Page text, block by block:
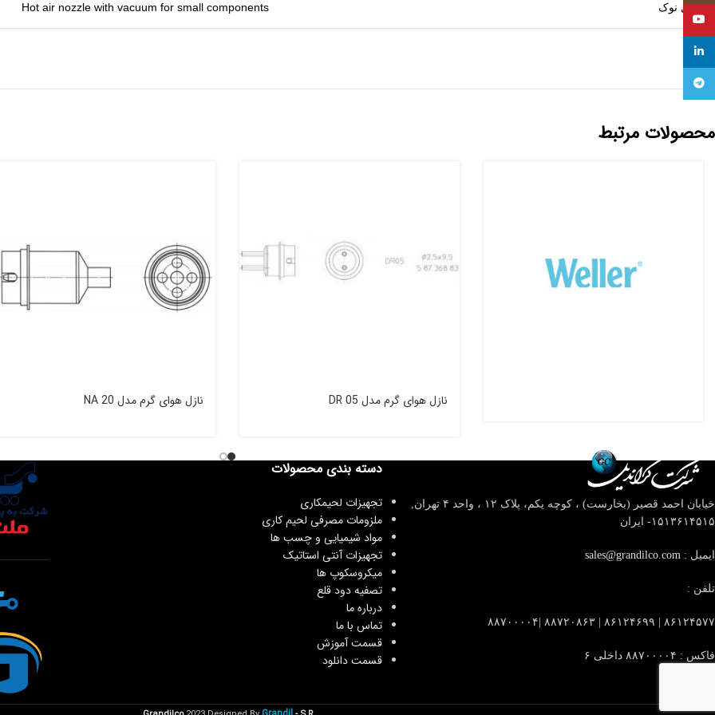
شکل نوک Hot air nozzle with vacuum for small components
محصولات مرتبط
نازل هوای گرم مدل DR 05 نازل هوای گرم مدل NA 20
خیابان احمد قصیر (بخارست) ، کوچه یکم، پلاک ۱۲ ، واحد ۴
تهران,
۱۵۱۳۶۱۴۵۱۵- ایران
ایمیل : sales@grandilco.com
تلفن :
۸۶۱۲۴۵۷۷ | ۸۶۱۲۴۶۹۹ | ۸۸۷۲۰۸۶۳ |۸۸۷۰۰۰۰۴
فاکس : ۸۸۷۰۰۰۰۴ داخلی ۶
دسته بندی محصولات
تجهیزات لحیمکاری
ملزومات مصرفی لحیم کاری
مواد شیمیایی و چسب ها
تجهیزات آنتی استاتیک
میکروسکوپ ها
تصفیه دود قلع
درباره ما
تماس با ما
قسمت آموزش
قسمت دانلود
YouTube